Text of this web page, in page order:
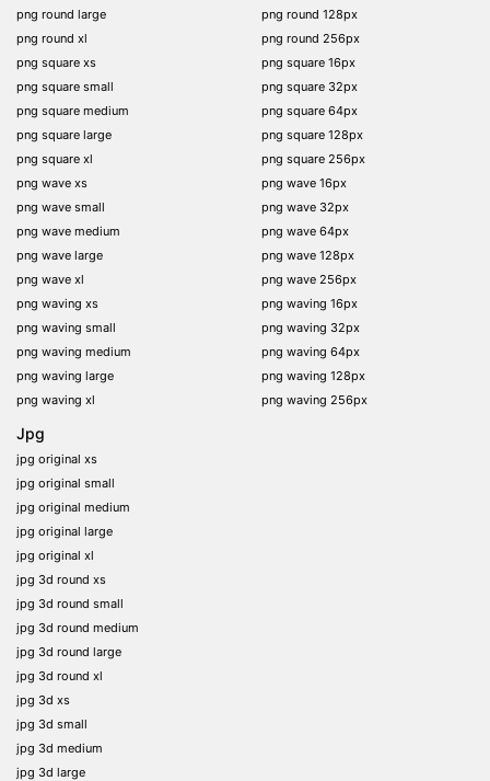
png round large
png round xl
png square xs
png square small
png square medium
png square large
png square xl
png wave xs
png wave small
png wave medium
png wave large
png wave xl
png waving xs
png waving small
png waving medium
png waving large
png waving xl
png round 128px
png round 256px
png square 16px
png square 32px
png square 64px
png square 128px
png square 256px
png wave 16px
png wave 32px
png wave 64px
png wave 128px
png wave 256px
png waving 16px
png waving 32px
png waving 64px
png waving 128px
png waving 256px
Jpg
jpg original xs
jpg original small
jpg original medium
jpg original large
jpg original xl
jpg 3d round xs
jpg 3d round small
jpg 3d round medium
jpg 3d round large
jpg 3d round xl
jpg 3d xs
jpg 3d small
jpg 3d medium
jpg 3d large